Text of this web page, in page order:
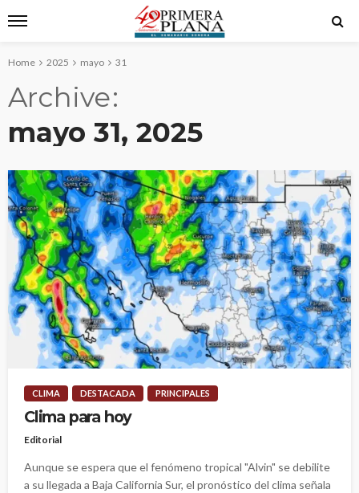
Home 2025 mayo 31
Archive
mayo 31, 2025
CLIMA DESTACADA PRINCIPALES
Clima para hoy
Editorial
Aunque se espera que el fenómeno tropical "Alvin" se debilite
a su llegada a Baja California Sur, el pronóstico del clima señala